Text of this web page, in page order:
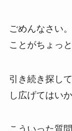
ごめんなさい
ことがちょっ
引き続き探し
し広げてはい